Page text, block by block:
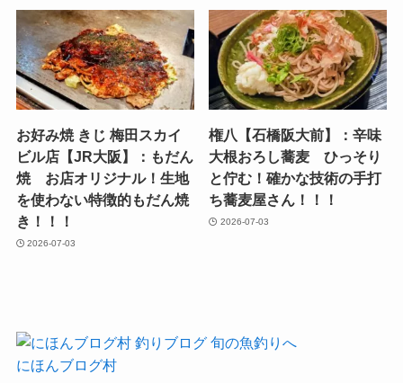
お好み焼 きじ 梅田スカイ
ビル店【JR大阪】：もだん
焼 お店オリジナル！生地
を使わない特徴的もだん焼
き！！！
2026-07-03
権八【石橋阪大前】：辛味
大根おろし蕎麦 ひっそり
と佇む！確かな技術の手打
ち蕎麦屋さん！！！
2026-07-03
にほんブログ村